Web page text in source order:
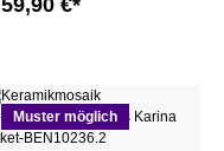
59,90 €*
Muster möglich